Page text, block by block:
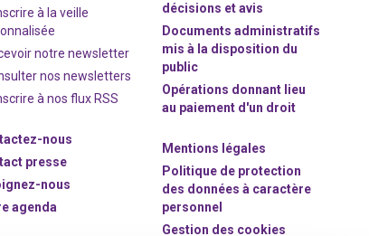
à la veille
notre newsletter
nos newsletters
à nos flux RSS
nous
presse
-nous
agenda
décisions et avis
Documents administratifs
mis à la disposition du
public
Opérations donnant lieu
au paiement d'un droit
Mentions légales
Politique de protection
des données à caractère
personnel
Gestion des cookies